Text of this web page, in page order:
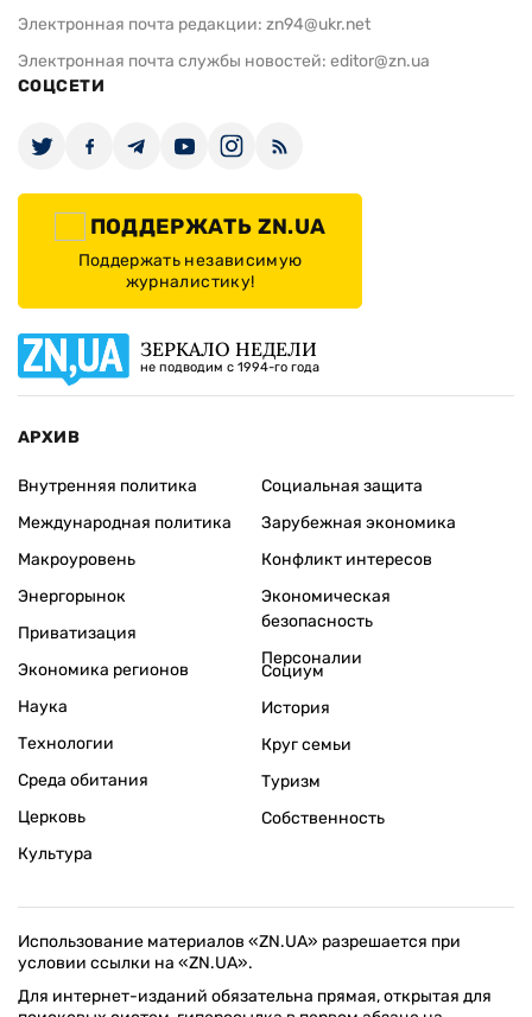
Электронная почта редакции: zn94@ukr.net
Электронная почта службы новостей: editor@zn.ua
СОЦСЕТИ
ПОДДЕРЖАТЬ ZN.UA
Поддержать независимую
журналистику!
ЗЕРКАЛО НЕДЕЛИ
не подводим с 1994-го года
АРХИВ
Внутренняя политика
Международная политика
Макроуровень
Энергорынок
Приватизация
Экономика регионов
Социальная защита
Зарубежная экономика
Конфликт интересов
Экономическая
безопасность
Персоналии
Наука
Технологии
Среда обитания
Церковь
Культура
Социум
История
Круг семьи
Туризм
Собственность
Использование материалов «ZN.UA» разрешается при
условии ссылки на «ZN.UA».
Для интернет-изданий обязательна прямая, открытая для